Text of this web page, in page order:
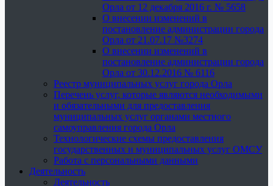
Орла от 12 декабря 2016 г. № 5658
О внесении изменений в
постановление администрации города
Орла от 21.07.17 №3274
О внесении изменений в
постановление администрации города
Орла от 30.12.2016 № 6116
Реестр муниципальных услуг города Орла
Перечень услуг, которые являются необходимыми
и обязательными для предоставления
муниципальных услуг органами местного
самоуправления города Орла
Технологические схемы предоставления
государственных и муниципальных услуг ОМСУ
Работа с персональными данными
Деятельность
Деятельность